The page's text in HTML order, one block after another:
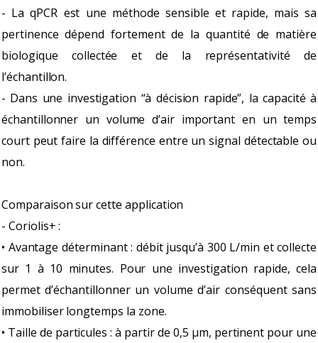
- La qPCR est une méthode sensible et rapide, mais sa
pertinence dépend fortement de la quantité de matière
biologique collectée et de la représentativité de
l’échantillon.
- Dans une investigation “à décision rapide”, la capacité à
échantillonner un volume d’air important en un temps
court peut faire la différence entre un signal détectable ou
non.
Comparaison sur cette application
- Coriolis+ :
• Avantage déterminant : débit jusqu’à 300 L/min et collecte
sur 1 à 10 minutes. Pour une investigation rapide, cela
permet d’échantillonner un volume d’air conséquent sans
immobiliser longtemps la zone.
• Taille de particules : à partir de 0,5 µm, pertinent pour une